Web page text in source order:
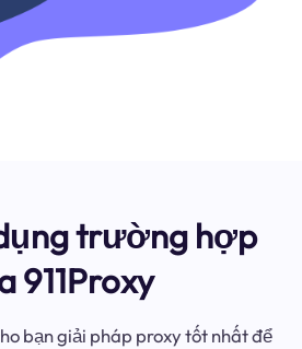
trường hợp
911Proxy
bạn giải pháp proxy tốt nhất để